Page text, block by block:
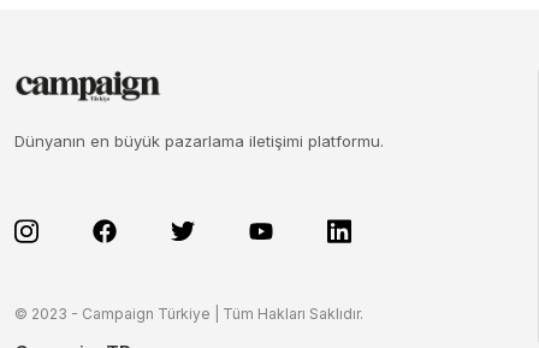
Dünyanın en büyük pazarlama iletişimi platformu.
© 2023 - Campaign Türkiye | Tüm Hakları Saklıdır.